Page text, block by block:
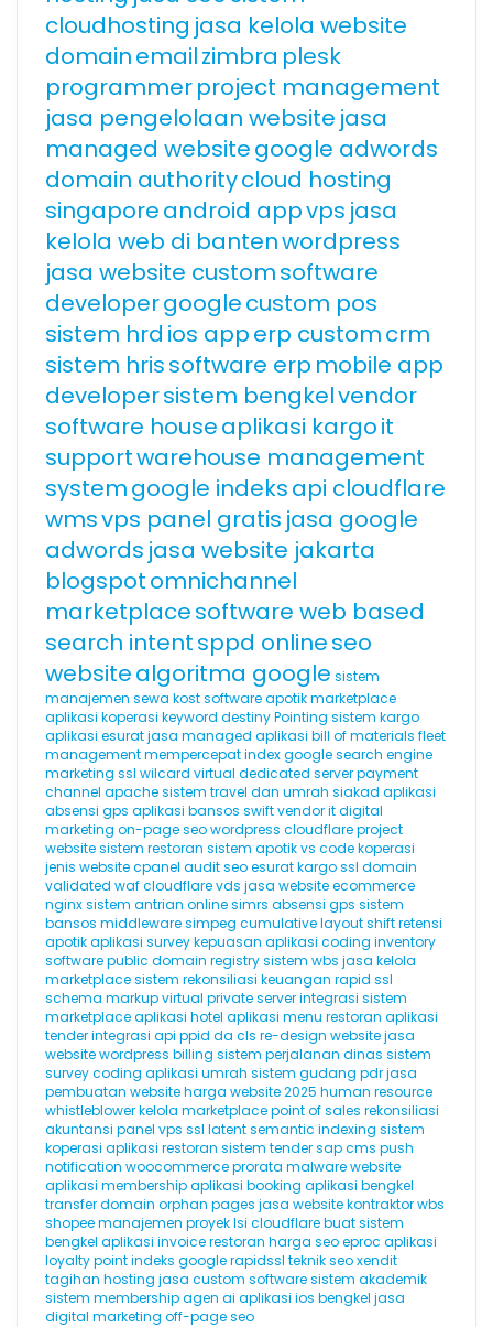
cloudhosting jasa kelola website
domainemailzimbra plesk
programmerproject management
jasa pengelolaan website jasa
managed websitegoogle adwords
domain authoritycloud hosting
singaporeandroid appvps jasa
kelola web di bantenwordpress
jasa website customsoftware
developergooglecustom pos
sistem hrd ios apperp customcrm
sistem hrissoftware erp mobile app
developersistem bengkelvendor
software houseaplikasi kargoit
supportwarehouse management
systemgoogle indeksapi cloudflare
wmsvps panel gratis jasa google
adwords jasa website jakarta
blogspotomnichannel
marketplacesoftware web based
search intentsppd onlineseo
websitealgoritma google sistem
manajemen sewa kostsoftware apotikmarketplace
aplikasi koperasi keyword destinyPointing sistem kargo
aplikasi esuratjasa managed aplikasi bill of materials fleet
managementmempercepat index googlesearch engine
marketing ssl wilcard virtual dedicated serverpayment
channel apachesistem travel dan umrah siakad aplikasi
absensi gps aplikasi bansos swiftvendor itdigital
marketing on-page seowordpress cloudflareproject
websitesistem restoran sistem apotikvs codekoperasi
jenis websitecpanel audit seoesuratkargossl domain
validated waf cloudflarevds jasa website ecommerce
nginxsistem antrian onlinesimrs absensi gps sistem
bansos middlewaresimpeg cumulative layout shiftretensi
apotikaplikasi survey kepuasan aplikasi coding inventory
softwarepublic domain registrysistem wbs jasa kelola
marketplacesistem rekonsiliasi keuangan rapid ssl
schema markupvirtual private serverintegrasi sistem
marketplaceaplikasi hotel aplikasi menu restoran aplikasi
tenderintegrasi api ppid da cls re-design websitejasa
website wordpress billing sistem perjalanan dinas sistem
surveycoding aplikasi umrah sistem gudang pdrjasa
pembuatan websiteharga website 2025 human resource
whistleblowerkelola marketplacepoint of sales rekonsiliasi
akuntansi panel vps ssl latent semantic indexing sistem
koperasi aplikasi restoran sistem tendersapcms push
notification woocommerceprorata malware website
aplikasi membershipaplikasi booking aplikasi bengkel
transfer domain orphan pages jasa website kontraktorwbs
shopeemanajemen proyeklsi cloudflarebuat sistem
bengkel aplikasi invoicerestoran harga seoeproc aplikasi
loyalty pointindeks googlerapidssl teknik seoxendit
tagihan hosting jasa custom softwaresistem akademik
sistem membershipagen ai aplikasi ios bengkel jasa
digital marketing off-page seo